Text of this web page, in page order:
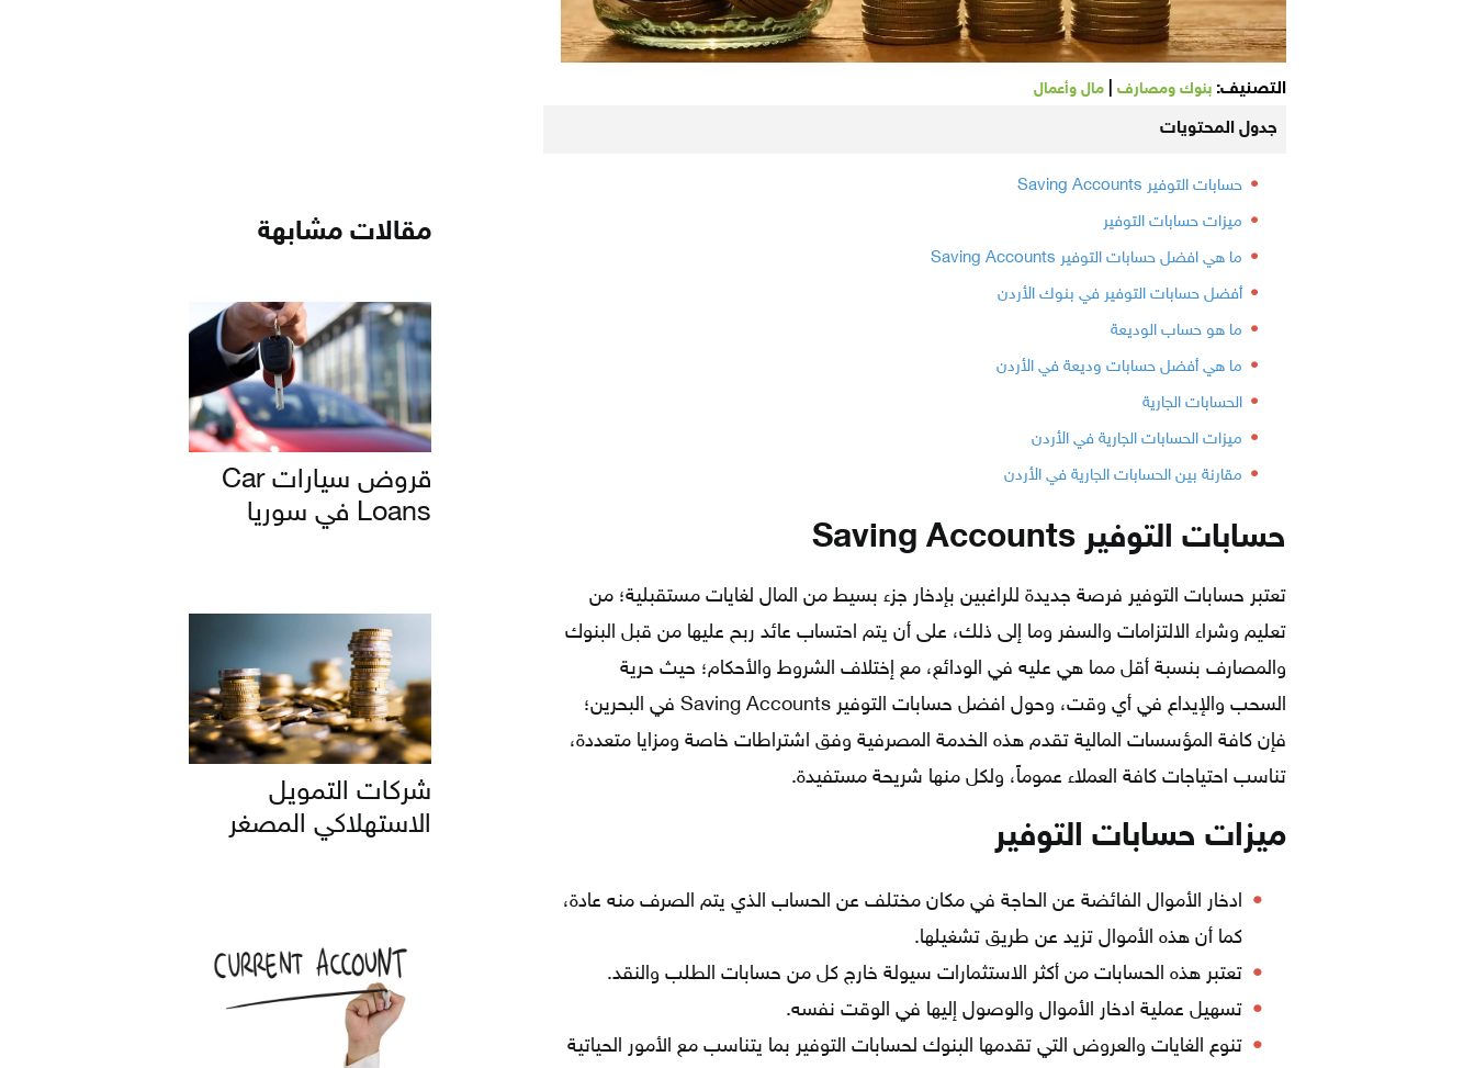
التصنيف: بنوك ومصارف مال وأعمال
جدول المحتويات
حسابات التوفير Saving Accounts
ميزات حسابات التوفير
ما هي افضل حسابات التوفير Saving Accounts
أفضل حسابات التوفير في بنوك الأردن
ما هو حساب الوديعة
ما هي أفضل حسابات وديعة في الأردن
الحسابات الجارية
ميزات الحسابات الجارية في الأردن
مقارنة بين الحسابات الجارية في الأردن
حسابات التوفير Saving Accounts
تعتبر حسابات التوفير فرصة جديدة للراغبين بإدخار جزء بسيط من المال لغايات مستقبلية؛ من
تعليم وشراء الالتزامات والسفر وما إلى ذلك، على أن يتم احتساب عائد ربح عليها من قبل البنوك
والمصارف بنسبة أقل مما هي عليه في الودائع، مع إختلاف الشروط والأحكام؛ حيث حرية
السحب والإيداع في أي وقت، وحول افضل حسابات التوفير Saving Accounts في البحرين؛
فإن كافة المؤسسات المالية تقدم هذه الخدمة المصرفية وفق اشتراطات خاصة ومزايا متعددة،
تناسب احتياجات كافة العملاء عموماً، ولكل منها شريحة مستفيدة.
ميزات حسابات التوفير
ادخار الأموال الفائضة عن الحاجة في مكان مختلف عن الحساب الذي يتم الصرف منه عادة،
كما أن هذه الأموال تزيد عن طريق تشغيلها.
تعتبر هذه الحسابات من أكثر الاستثمارات سيولة خارج كل من حسابات الطلب والنقد.
تسهيل عملية ادخار الأموال والوصول إليها في الوقت نفسه.
تنوع الغايات والعروض التي تقدمها البنوك لحسابات التوفير بما يتناسب مع الأمور الحياتية
مقالات مشابهة
قروض سيارات Car
Loans في سوريا
شركات التمويل
الاستهلاكي المصغر